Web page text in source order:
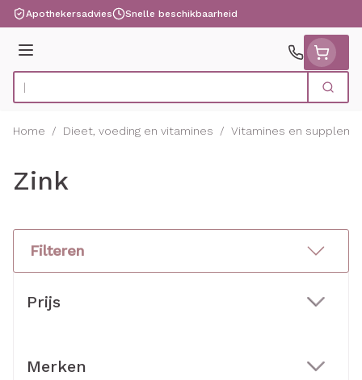
Ga naar de inhoud
Apothekersadvies Snelle beschikbaarheid
Menu
Product, merk, categorie... Zoek
Home / Dieet, voeding en vitamines / Vitamines en
Zink
Filteren
Prijs
Merken